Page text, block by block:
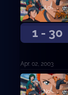
1 - 30
¡Lo logré, hermano!
Apr. 02, 2003
No puede ser ... ¡¿Kanou es el capitán ?!